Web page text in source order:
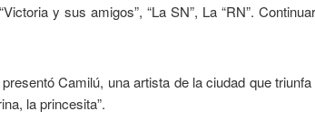
y sus amigos”, “La SN”, La “RN”.
Camilú, una artista de la ciudad que
la princesita”.